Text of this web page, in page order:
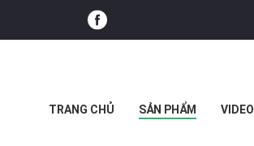
TRANG CHỦ SẢN PHẨM VIDEO